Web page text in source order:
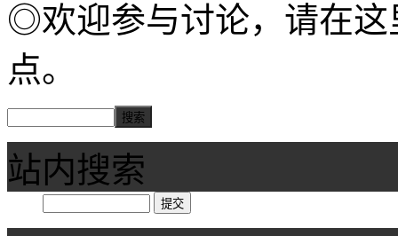
◎欢迎参与讨论，请在这
点。
站内搜索